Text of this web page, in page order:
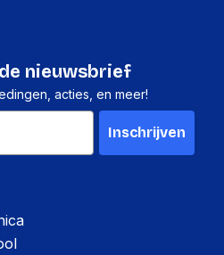
nieuwsbrief
acties, en meer!
Inschrijven